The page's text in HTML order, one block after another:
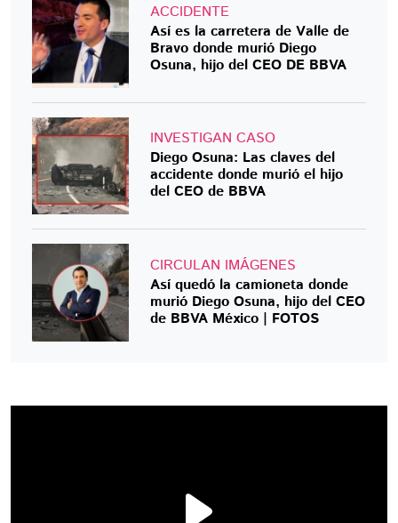
ACCIDENTE
Así es la carretera de Valle de
Bravo donde murió Diego
Osuna, hijo del CEO DE BBVA
INVESTIGAN CASO
Diego Osuna: Las claves del
accidente donde murió el hijo
del CEO de BBVA
CIRCULAN IMÁGENES
Así quedó la camioneta donde
murió Diego Osuna, hijo del CEO
de BBVA México | FOTOS